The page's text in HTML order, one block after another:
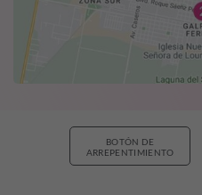
BOTÓN DE
ARREPENTIMIENTO